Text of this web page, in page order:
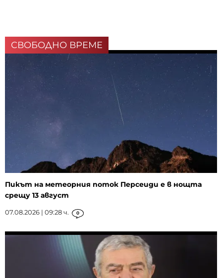
СВОБОДНО ВРЕМЕ
Пикът на метеорния поток Персеиди е в нощта
срещу 13 август
07.08.2026 | 09:28 ч. 0